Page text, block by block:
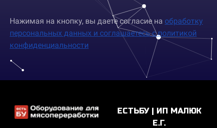
Нажимая на кнопку, вы даете согласие на обработку
персональных данных и соглашаетесь c политикой
конфиденциальности
ЕСТЬБУ | ИП МАЛЮК
Е.Г.